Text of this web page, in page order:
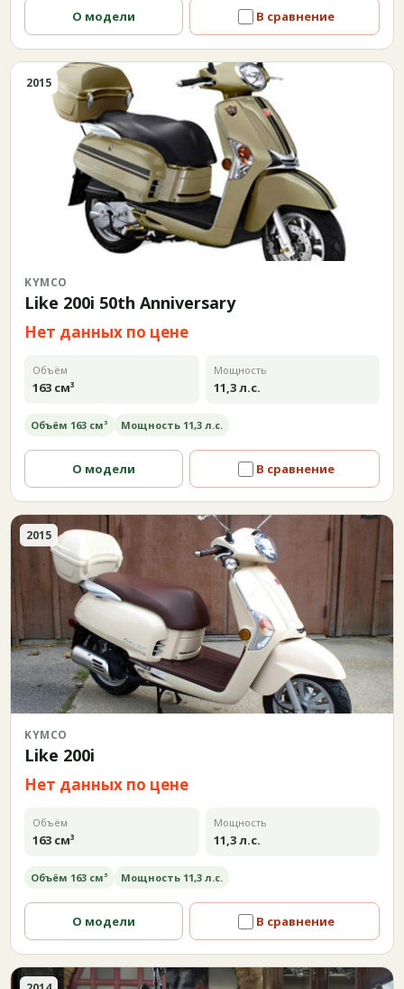
О модели В сравнение
2015
KYMCO
Like 200i 50th Anniversary
Нет данных по цене
Объём
163 см³
Мощность
11,3 л.с.
Объём 163 см³ Мощность 11,3 л.с.
О модели В сравнение
2015
KYMCO
Like 200i
Нет данных по цене
Объём
163 см³
Мощность
11,3 л.с.
Объём 163 см³ Мощность 11,3 л.с.
О модели В сравнение